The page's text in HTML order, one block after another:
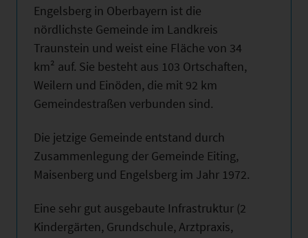
Engelsberg in Oberbayern ist die
nördlichste Gemeinde im Landkreis
Traunstein und weist eine Fläche von 34
km² auf. Sie besteht aus 103 Ortschaften,
Weilern und Einöden, die mit 92 km
Gemeindestraßen verbunden sind.
Die jetzige Gemeinde entstand durch
Zusammenlegung der Gemeinde Eiting,
Maisenberg und Engelsberg im Jahr 1972.
Eine sehr gut ausgebaute Infrastruktur (2
Kindergärten, Grundschule, Arztpraxis,